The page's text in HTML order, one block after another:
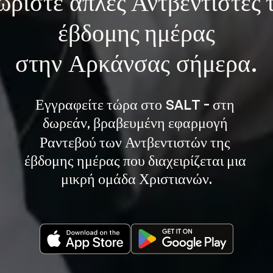
έβδομης ημέρας
στην Αρκάνσας σήμερα.
Εγγραφείτε τώρα στο SALT - στη
δωρεάν, βραβευμένη εφαρμογή
Ραντεβού των Αντβεντιστών της
έβδομης ημέρας που διαχειρίζεται μια
μικρή ομάδα Χριστιανών.